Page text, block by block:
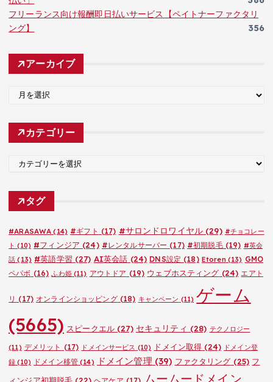
フリーランス向け報酬即日払いサービス【ペイトナーファクタリ
ング】
356
アーカイブ
カ
カテゴリー
ゴ
タグ
#ARASAWA (14) #ギフト (17) #サロンドロワイヤル(29) #チョコレー
ト (10) #フィンジア (24) #レンタルサーバー (17) #初期脱毛(19) #英会
話 (13) #英語学習 (27) AI英会話 (24) DNS設定 (18) Etoren(13) GMO
ペパボ (16) ふわ姫(11) アウトドア (19) ウェブホスティング (24) エアト
リ (17) オンラインショッピング(18) キャンペーン (11) ゲーム
(5665) スピークエル(27) セキュリティ (28) テクノロジー
(11) デメリット (17) ドメインサービス (10) ドメイン取得 (24) ドメイン登
録 (10) ドメイン移管(14) ドメイン管理 (39) ファクタリング (25) フ
ムームードメイン